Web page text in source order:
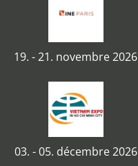
19. - 21. novembre 2026
03. - 05. décembre 2026